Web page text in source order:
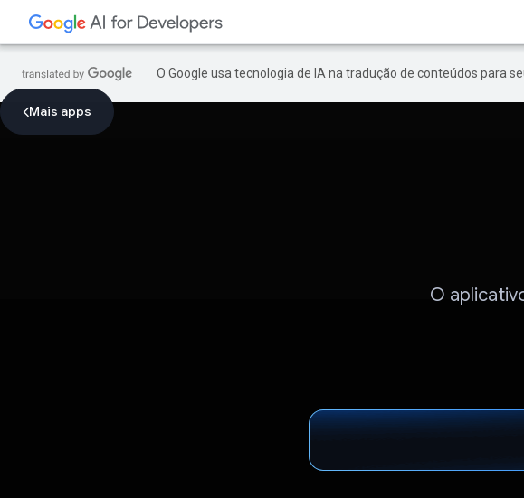
O Google usa tecnologia de IA na tradução de conteúdos para
Mais apps
O